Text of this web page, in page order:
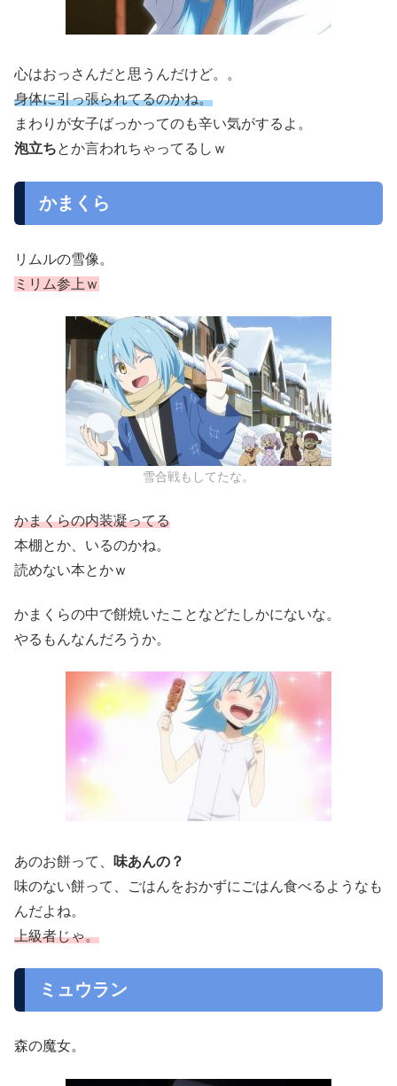
心はおっさんだと思うんだけど。。
身体に引っ張られてるのかね。
まわりが女子ばっかってのも辛い気がするよ。
泡立ちとか言われちゃってるしｗ
かまくら
リムルの雪像。
ミリム参上ｗ
雪合戦もしてたな。
かまくらの内装凝ってる
本棚とか、いるのかね。
読めない本とかｗ
かまくらの中で餅焼いたことなどたしかにないな。
やるもんなんだろうか。
あのお餅って、
味あんの？
味のない餅って、ごはんをおかずにごはん食べるようなも
んだよね。
上級者じゃ。
ミュウラン
森の魔女。